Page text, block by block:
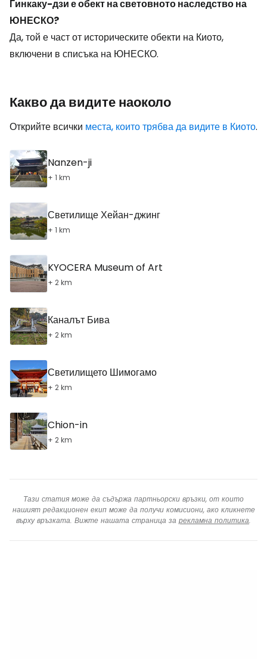
Гинкаку-дзи е обект на световното наследство на
ЮНЕСКО?
Да, той е част от историческите обекти на Киото,
включени в списъка на ЮНЕСКО.
Какво да видите наоколо
Открийте всички места, които трябва да видите в Киото.
Nanzen-ji
+ 1 km
Светилище Хейан-джинг
+ 1 km
KYOCERA Museum of Art
+ 2 km
Каналът Бива
+ 2 km
Светилището Шимогамо
+ 2 km
Chion-in
+ 2 km
Тази статия може да съдържа партньорски връзки, от които
нашият редакционен екип може да получи комисиони, ако кликнете
върху връзката. Вижте нашата страница за рекламна политика.